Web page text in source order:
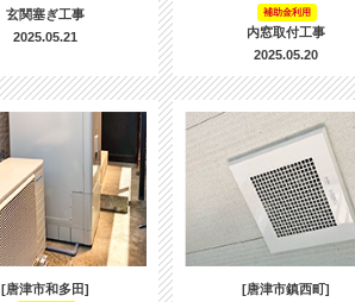
玄関塞ぎ工事
2025.05.21
補助金利用
内窓取付工事
2025.05.20
[唐津市和多田]
[唐津市鎮西町]